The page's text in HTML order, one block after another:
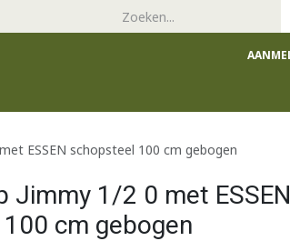
ESSEN schopsteel 100 cm gebogen
Jimmy 1/2 0 met ESSEN
cm gebogen